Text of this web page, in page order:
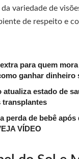
variedade de
de respeito e
para quem
ganhar dinheiro
atualiza estado de
transplantes
perda de bebê
VÍDEO